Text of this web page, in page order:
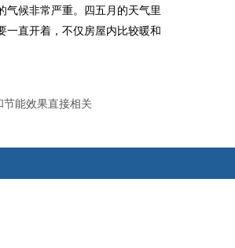
气候非常严重。四五月的天气里
一直开着，不仅房屋内比较暖和
能效果直接相关